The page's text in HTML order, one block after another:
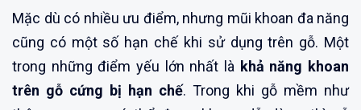
Mặc dù có nhiều ưu điểm, nhưng mũi khoan đa năng
cũng có một số hạn chế khi sử dụng trên gỗ. Một
trong những điểm yếu lớn nhất là khả năng khoan
trên gỗ cứng bị hạn chế. Trong khi gỗ mềm như